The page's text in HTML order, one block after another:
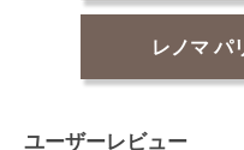
レノマ パ
ユーザーレビュー